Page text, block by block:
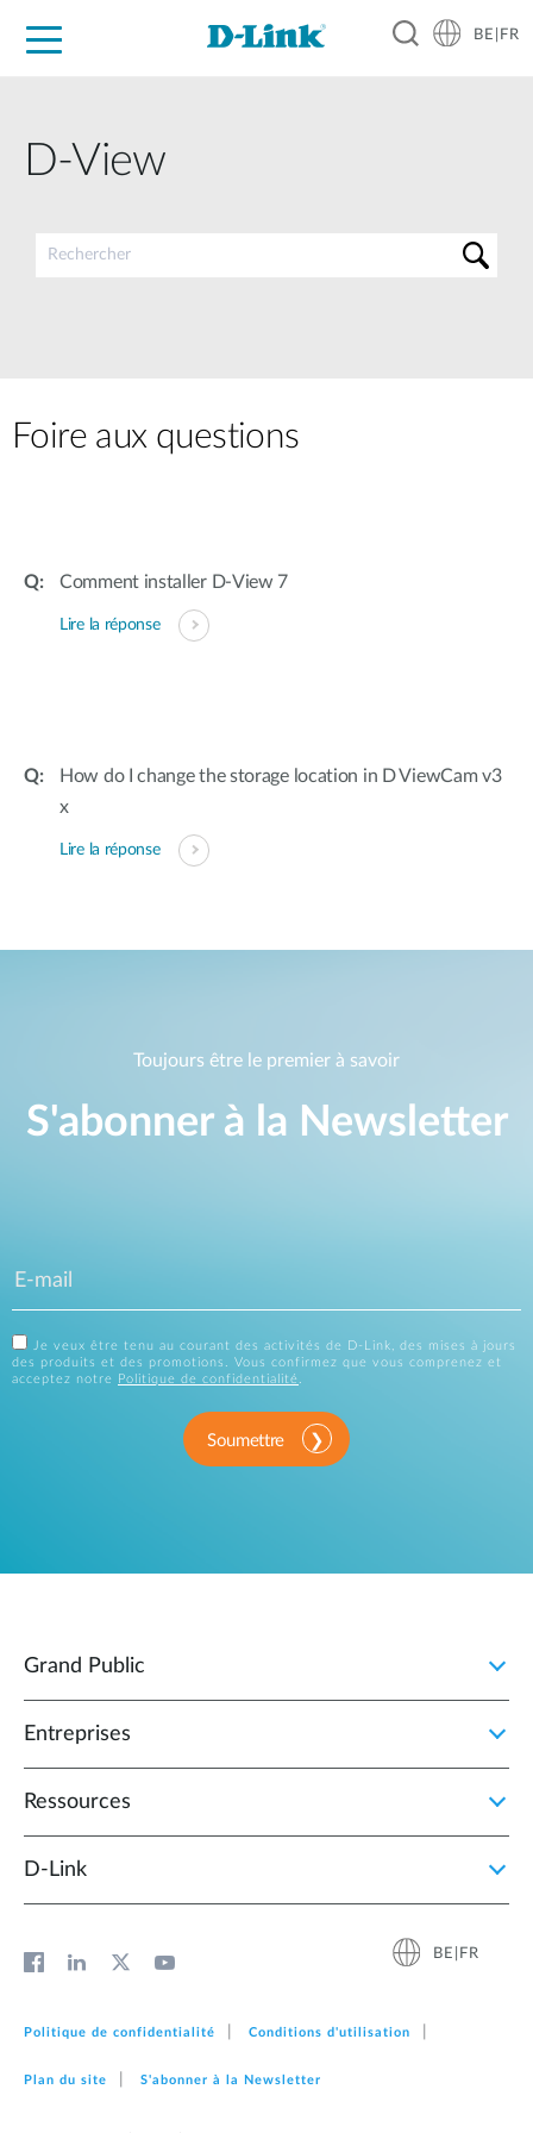
BE|FR
D-View
Foire aux questions
Comment installer D-View 7
Lire la réponse
How do I change the storage location in D ViewCam v3
x
Lire la réponse
Toujours être le premier à savoir
S'abonner à la Newsletter
Je veux être tenu au courant des activités de D-Link, des mises à jours
des produits et des promotions. Vous confirmez que vous comprenez et
acceptez notre
Politique de confidentialité.
Soumettre
Grand Public
Entreprises
Ressources
D‑Link
BE|FR
Politique de confidentialité Conditions d'utilisation
Plan du site S'abonner à la Newsletter